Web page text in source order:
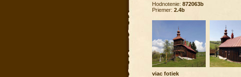
Hodnotenie: 872063b
Priemer: 2.4b
viac fotiek